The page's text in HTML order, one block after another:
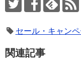
セール・キャン
関連記事